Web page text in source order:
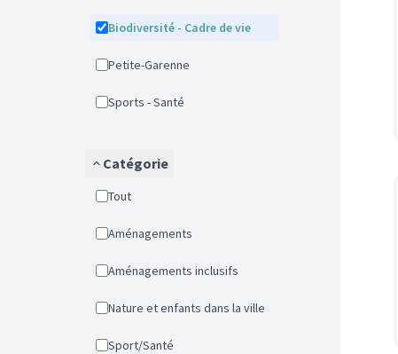
Biodiversité - Cadre de vie
Petite-Garenne
Sports - Santé
Catégorie
Tout
Aménagements
Aménagements inclusifs
Nature et enfants dans la ville
Sport/Santé